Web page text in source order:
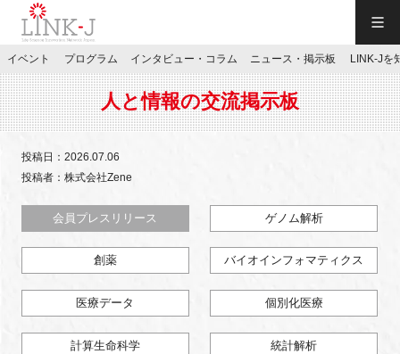
JP／EN
特別会員専用メニュー
イベント プログラム インタビュー・コラム ニュース・掲示板 LINK-Jを
人と情報の交流掲示板
投稿日：2026.07.06
投稿者：株式会社Zene
会員プレスリリース ゲノム解析
創薬 バイオインフォマティクス
医療データ 個別化医療
計算生命科学 統計解析